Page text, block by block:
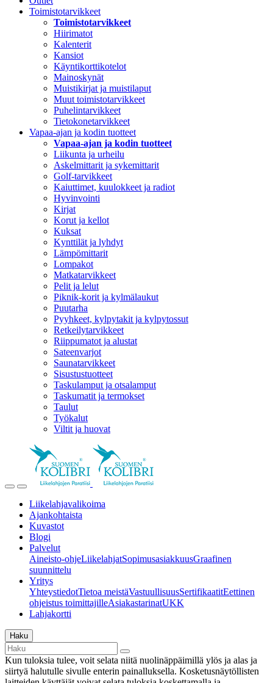
Toimistotarvikkeet
Toimistotarvikkeet
Hiirimatot
Kalenterit
Kansiot
Käyntikorttikotelot
Mainoskynät
Muistikirjat ja muistilaput
Muut toimistotarvikkeet
Puhelintarvikkeet
Tietokonetarvikkeet
Vapaa-ajan ja kodin tuotteet
Vapaa-ajan ja kodin tuotteet
Liikunta ja urheilu
Askelmittarit ja sykemittarit
Golf-tarvikkeet
Kaiuttimet, kuulokkeet ja radiot
Hyvinvointi
Kirjat
Korut ja kellot
Kuksat
Kynttilät ja lyhdyt
Lämpömittarit
Lompakot
Matkatarvikkeet
Pelit ja lelut
Piknik-korit ja kylmälaukut
Puutarha
Pyyhkeet, kylpytakit ja kylpytossut
Retkeilytarvikkeet
Riippumatot ja alustat
Sateenvarjot
Saunatarvikkeet
Sisustustuotteet
Taskulamput ja otsalamput
Taskumatit ja termokset
Taulut
Työkalut
Viltit ja huovat
Liikelahjavalikoima
Ajankohtaista
Kuvastot
Blogi
Palvelut
Aineisto-ohjeLiikelahjatSopimusasiakkuusGraafinen
suunnittelu
Yritys
YhteystiedotTietoa meistäVastuullisuusSertifikaatitEettinen
ohjeistus toimittajilleAsiakastarinatUKK
Lahjakortti
Haku
Kun tuloksia tulee, voit selata niitä nuolinäppäimillä ylös ja alas ja
siirtyä halutulle sivulle enterin painalluksella. Kosketusnäytöllisten